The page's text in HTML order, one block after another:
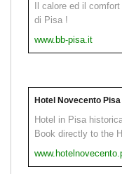
Il calore ed il
di Pisa !
www.bb-pisa.it
Hotel Novecento Pisa
Hotel in Pisa
Book directly to the